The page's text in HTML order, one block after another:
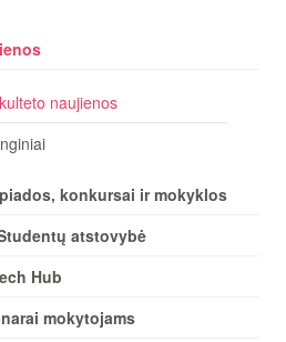
naujienos
konkursai ir mokyklos
atstovybė
Hub
mokytojams